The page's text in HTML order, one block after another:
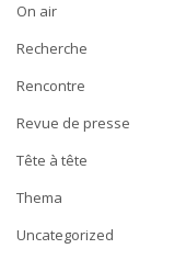
On air
Recherche
Rencontre
Revue de presse
Tête à tête
Thema
Uncategorized